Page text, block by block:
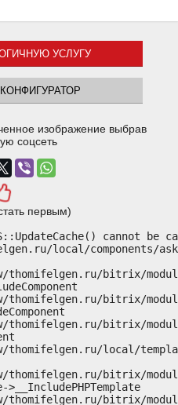
УСЛУГУ
изображение выбрав
соцсеть
первым)
cannot
local/components/